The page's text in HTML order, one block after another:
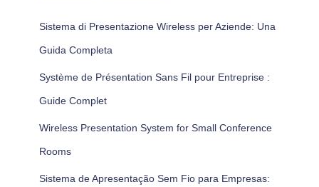
Sistema di Presentazione Wireless per Aziende: Una
Guida Completa
Système de Présentation Sans Fil pour Entreprise :
Guide Complet
Wireless Presentation System for Small Conference
Rooms
Sistema de Apresentação Sem Fio para Empresas: